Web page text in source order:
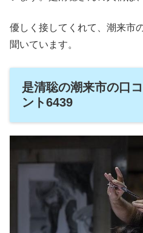
優しく接してくれて、潮来市
聞いています。
是清聡の潮来市の口
ント6439